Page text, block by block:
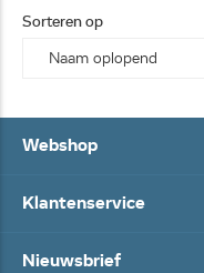
Sorteren op
Webshop
Klantenservice
Nieuwsbrief